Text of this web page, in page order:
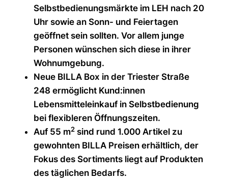
Selbstbedienungsmärkte im LEH nach 20
Uhr sowie an Sonn- und Feiertagen
geöffnet sein sollten. Vor allem junge
Personen wünschen sich diese in ihrer
Wohnumgebung.
Neue BILLA Box in der Triester Straße
248 ermöglicht Kund:innen
Lebensmitteleinkauf in Selbstbedienung
bei flexibleren Öffnungszeiten.
Auf 55 m2 sind rund 1.000 Artikel zu
gewohnten BILLA Preisen erhältlich, der
Fokus des Sortiments liegt auf Produkten
des täglichen Bedarfs.